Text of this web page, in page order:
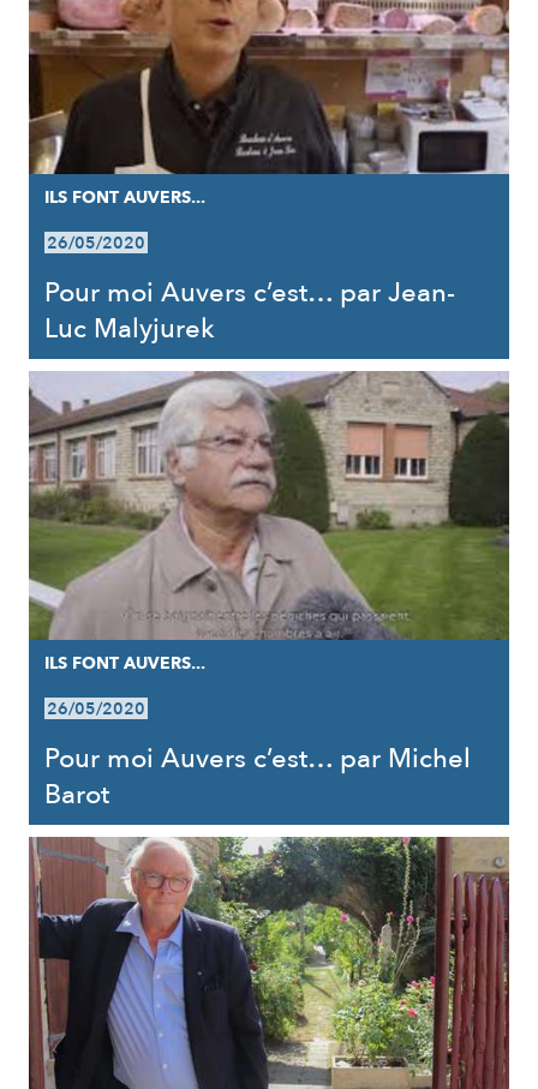
ILS FONT AUVERS...
26/05/2020
Pour moi Auvers c’est… par Jean-
Luc Malyjurek
ILS FONT AUVERS...
26/05/2020
Pour moi Auvers c’est… par Michel
Barot